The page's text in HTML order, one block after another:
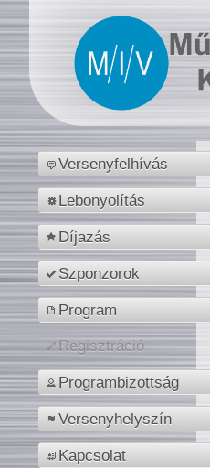
Versenyfelhívás
Lebonyolítás
Díjazás
Szponzorok
Program
Regisztráció
Programbizottság
Versenyhelyszín
Kapcsolat